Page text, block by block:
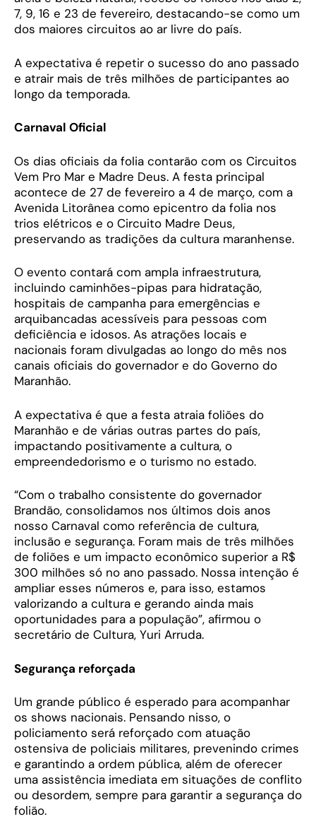
7, 9, 16 e 23 de fevereiro, destacando-se como um
dos maiores circuitos ao ar livre do país.
A expectativa é repetir o sucesso do ano passado
e atrair mais de três milhões de participantes ao
longo da temporada.
Carnaval Oficial
Os dias oficiais da folia contarão com os Circuitos
Vem Pro Mar e Madre Deus. A festa principal
acontece de 27 de fevereiro a 4 de março, com a
Avenida Litorânea como epicentro da folia nos
trios elétricos e o Circuito Madre Deus,
preservando as tradições da cultura maranhense.
O evento contará com ampla infraestrutura,
incluindo caminhões-pipas para hidratação,
hospitais de campanha para emergências e
arquibancadas acessíveis para pessoas com
deficiência e idosos. As atrações locais e
nacionais foram divulgadas ao longo do mês nos
canais oficiais do governador e do Governo do
Maranhão.
A expectativa é que a festa atraia foliões do
Maranhão e de várias outras partes do país,
impactando positivamente a cultura, o
empreendedorismo e o turismo no estado.
“Com o trabalho consistente do governador
Brandão, consolidamos nos últimos dois anos
nosso Carnaval como referência de cultura,
inclusão e segurança. Foram mais de três milhões
de foliões e um impacto econômico superior a R$
300 milhões só no ano passado. Nossa intenção é
ampliar esses números e, para isso, estamos
valorizando a cultura e gerando ainda mais
oportunidades para a população”, afirmou o
secretário de Cultura, Yuri Arruda.
Segurança reforçada
Um grande público é esperado para acompanhar
os shows nacionais. Pensando nisso, o
policiamento será reforçado com atuação
ostensiva de policiais militares, prevenindo crimes
e garantindo a ordem pública, além de oferecer
uma assistência imediata em situações de conflito
ou desordem, sempre para garantir a segurança do
folião.